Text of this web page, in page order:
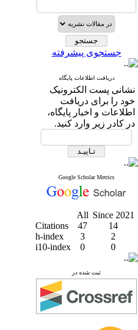
جستجوی پیشرفته
دریافت اطلاعات پایگاه
نشانی پست الکترونیک
خود را برای دریافت
اطلاعات و اخبار پایگاه،
در کادر زیر وارد کنید.
Google Scholar Metrics
All Since 2021
Citations
47
14
h-index
3
2
i10-index
0 0
ثبت شده در